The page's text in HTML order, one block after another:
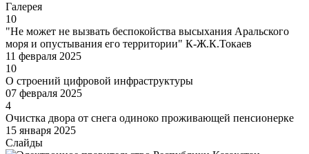
Галерея
10
"Не может не вызвать беспокойства высыхания Аральского
моря и опустывания его территории" К-Ж.К.Токаев
11 февраля 2025
10
О строений цифровой инфраструктуры
07 февраля 2025
4
Очистка двора от снега одиноко проживающей пенсионерке
15 января 2025
Слайды